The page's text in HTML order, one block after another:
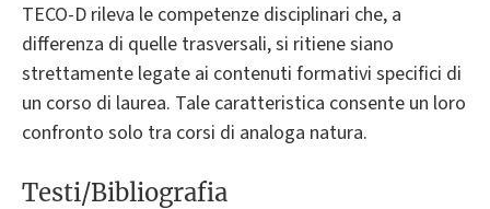
TECO-D rileva le competenze disciplinari che, a
differenza di quelle trasversali, si ritiene siano
strettamente legate ai contenuti formativi specifici di
un corso di laurea. Tale caratteristica consente un loro
confronto solo tra corsi di analoga natura.
Testi/Bibliografia